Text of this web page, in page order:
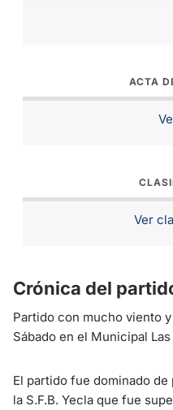
ACTA
Ver
Crónica del
Partido con mucho viento
Sábado en el Municipal
El partido fue dominado
la S.F.B. Yecla que fue